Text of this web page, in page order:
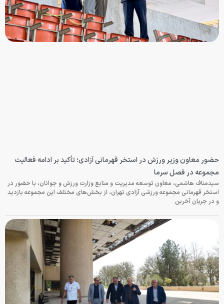
حضور معاون وزیر ورزش در استخر قهرمانی آزادی؛ تأکید بر ادامه فعالیت
مجموعه در فصل سرما
سیدمناف هاشمی، معاون توسعه مدیریت و منابع وزارت ورزش و جوانان، با حضور در
استخر قهرمانی مجموعه ورزشی آزادی تهران، از بخش‌های مختلف این مجموعه بازدید
و در جریان آخرین